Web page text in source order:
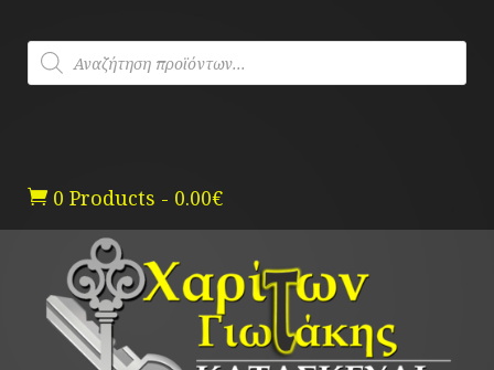
content
Products
search
 0 Products - 0.00€